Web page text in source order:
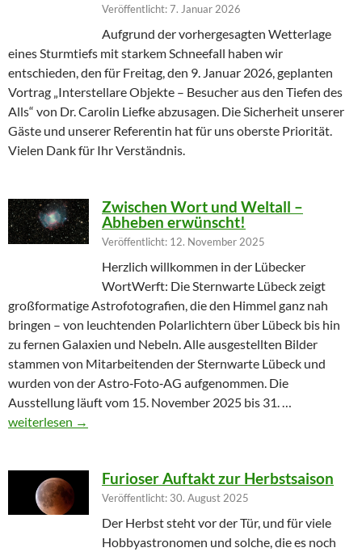
Veröffentlicht: 7. Januar 2026
Aufgrund der vorhergesagten Wetterlage
eines Sturmtiefs mit starkem Schneefall haben wir
entschieden, den für Freitag, den 9. Januar 2026, geplanten
Vortrag „Interstellare Objekte – Besucher aus den Tiefen des
Alls“ von Dr. Carolin Liefke abzusagen. Die Sicherheit unserer
Gäste und unserer Referentin hat für uns oberste Priorität.
Vielen Dank für Ihr Verständnis.
Zwischen Wort und Weltall –
Abheben erwünscht!
Veröffentlicht: 12. November 2025
Herzlich willkommen in der Lübecker
WortWerft: Die Sternwarte Lübeck zeigt
großformatige Astrofotografien, die den Himmel ganz nah
bringen – von leuchtenden Polarlichtern über Lübeck bis hin
zu fernen Galaxien und Nebeln. Alle ausgestellten Bilder
stammen von Mitarbeitenden der Sternwarte Lübeck und
wurden von der Astro‑Foto‑AG aufgenommen. Die
Ausstellung läuft vom 15. November 2025 bis 31. …
Zwischen Wort und Weltall – Abheben erwünscht!
weiterlesen →
Furioser Auftakt zur Herbstsaison
Veröffentlicht: 30. August 2025
Der Herbst steht vor der Tür, und für viele
Hobbyastronomen und solche, die es noch